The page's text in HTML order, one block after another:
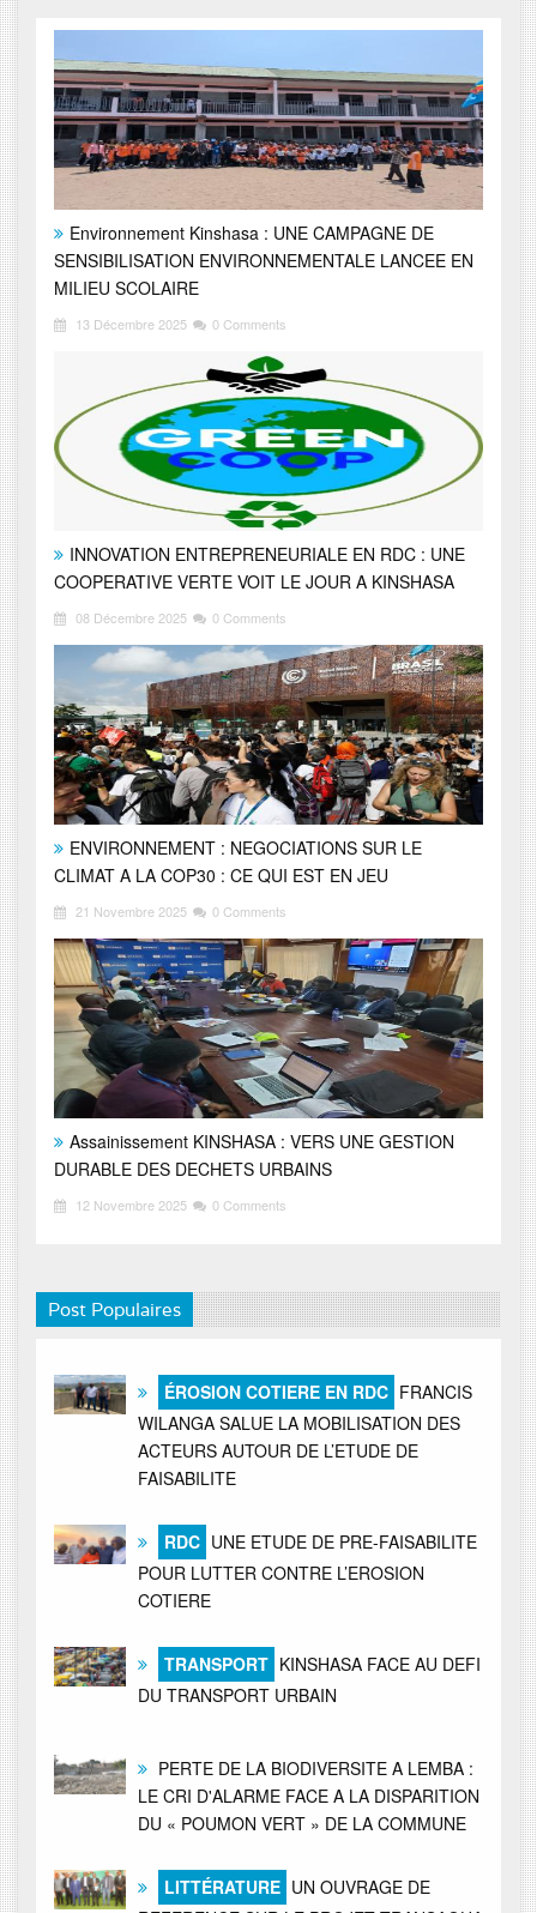
Environnement Kinshasa : UNE CAMPAGNE DE
SENSIBILISATION ENVIRONNEMENTALE LANCEE EN
MILIEU SCOLAIRE
13 Décembre 2025 0 Comments
INNOVATION ENTREPRENEURIALE EN RDC : UNE
COOPERATIVE VERTE VOIT LE JOUR A KINSHASA
08 Décembre 2025 0 Comments
ENVIRONNEMENT : NEGOCIATIONS SUR LE
CLIMAT A LA COP30 : CE QUI EST EN JEU
21 Novembre 2025 0 Comments
Assainissement KINSHASA : VERS UNE GESTION
DURABLE DES DECHETS URBAINS
12 Novembre 2025 0 Comments
Post Populaires
ÉROSION COTIERE EN RDC FRANCIS
WILANGA SALUE LA MOBILISATION DES
ACTEURS AUTOUR DE L’ETUDE DE
FAISABILITE
RDC UNE ETUDE DE PRE-FAISABILITE
POUR LUTTER CONTRE L’EROSION
COTIERE
TRANSPORT KINSHASA FACE AU DEFI
DU TRANSPORT URBAIN
PERTE DE LA BIODIVERSITE A LEMBA :
LE CRI D'ALARME FACE A LA DISPARITION
DU « POUMON VERT » DE LA COMMUNE
LITTÉRATURE UN OUVRAGE DE